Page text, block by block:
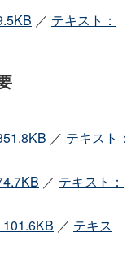
／ テキスト：
／ テキスト：
／ テキスト：
／ テキス